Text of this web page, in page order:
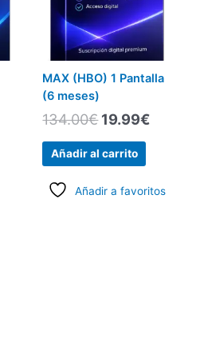
MAX (HBO) 1 Pantalla
(6 meses)
134.00€ 19.99€
Añadir al carrito
Añadir a favoritos